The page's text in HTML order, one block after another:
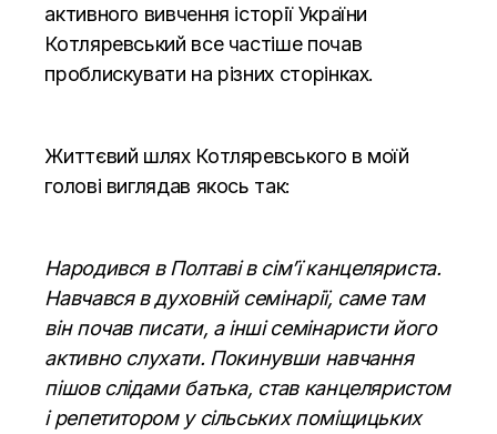
активного вивчення історії України
Котляревський все частіше почав
проблискувати на різних сторінках.
Життєвий шлях Котляревського в моїй
голові виглядав якось так:
Народився в Полтаві в сім’ї канцеляриста.
Навчався в духовній семінарії, саме там
він почав писати, а інші семінаристи його
активно слухати. Покинувши навчання
пішов слідами батька, став канцеляристом
і репетитором у сільських поміщицьких